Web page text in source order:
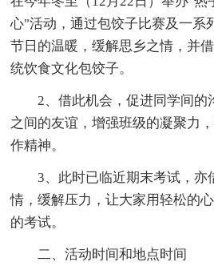
心"活动，通过包饺子比赛及一系
节日的温暖，缓解思乡之情，并
统饮食文化包饺子。
2、借此机会，促进同学间的
之间的友谊，增强班级的凝聚力
作精神。
3、此时已临近期末考试，亦
情，缓解压力，让大家用轻松的
的考试。
二、活动时间和地点时间